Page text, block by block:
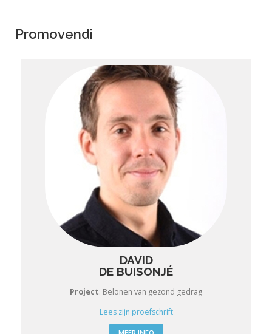
Promovendi
DAVID
DE BUISONJÉ
Project: Belonen van gezond gedrag
Lees zijn proefschrift